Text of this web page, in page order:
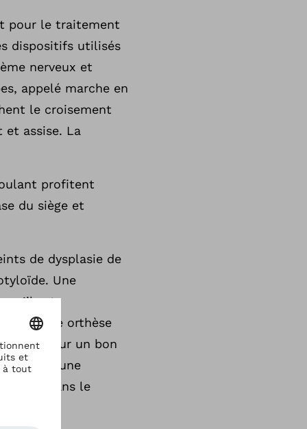
pour le traitement
dispositifs utilisés
nerveux et
appelé marche en
le croisement
assise. La
profitent
du siège et
de dysplasie de
Une
est
d’une orthèse
pour un bon
est une
dans le